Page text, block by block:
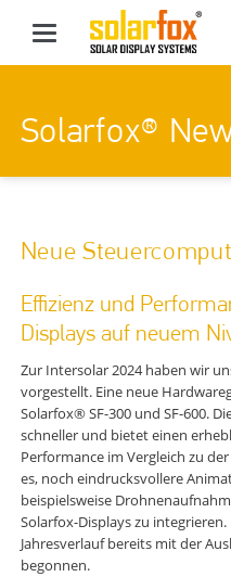
Solarfox®
Neue
Effizienz und
Displays auf neuem
Zur Intersolar 2024 haben wir
vorgestellt. Eine neue
Solarfox® SF-300 und SF-600.
schneller und bietet einen
Performance im Vergleich zu
es, noch eindrucksvollere
beispielsweise
Solarfox-Displays zu
Jahresverlauf bereits mit der
begonnen.